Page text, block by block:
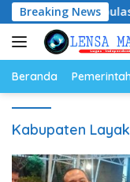
Langsung
ke
konten
Breaking News
dan Populasi Ayam
Beranda
Kabupaten